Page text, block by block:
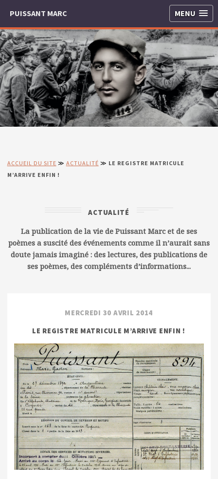
MENU
PUISSANT MARC
ACCUEIL DU SITE ≫ ACTUALITÉ ≫ LE REGISTRE MATRICULE
M’ARRIVE ENFIN !
ACTUALITÉ
La publication de la vie de Puissant Marc et de ses
poèmes a suscité des événements comme il n’aurait sans
doute jamais imaginé : des lectures, des publications de
ses poèmes, des compléments d’informations...
MERCREDI 30 AVRIL 2014
LE REGISTRE MATRICULE M’ARRIVE ENFIN !